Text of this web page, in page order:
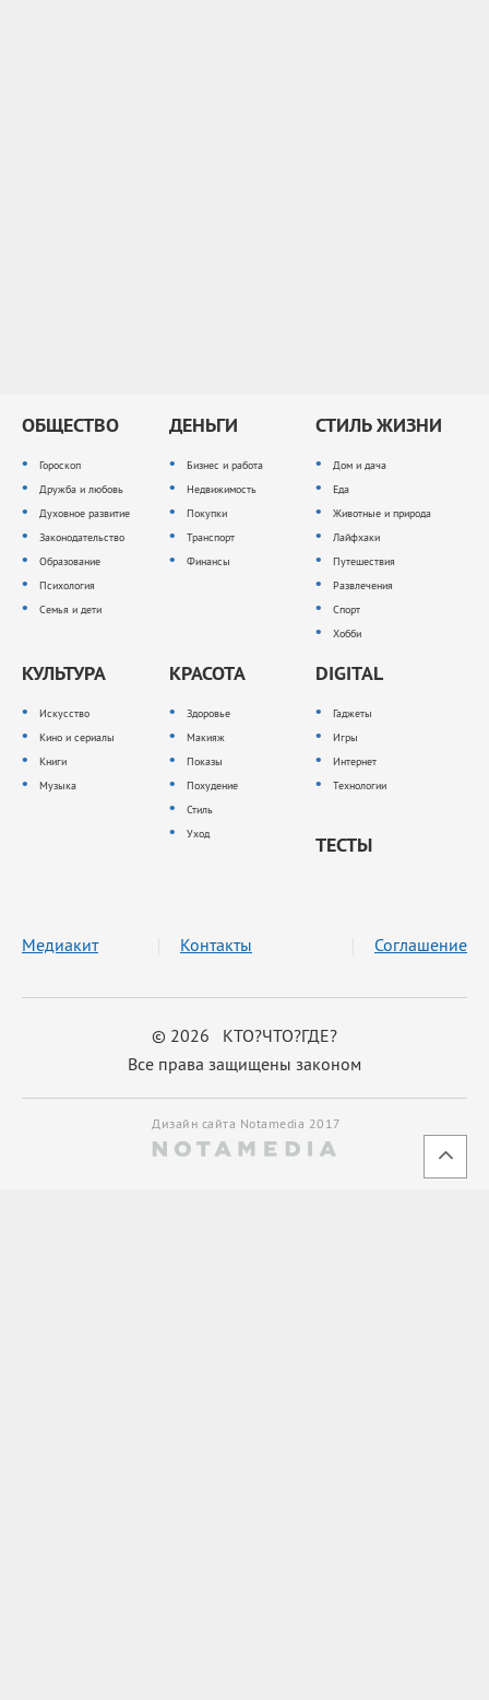
ОБЩЕСТВО
Гороскоп
Дружба и любовь
Духовное развитие
Законодательство
Образование
Психология
Семья и дети
ДЕНЬГИ
Бизнес и работа
Недвижимость
Покупки
Транспорт
Финансы
СТИЛЬ ЖИЗНИ
Дом и дача
Еда
Животные и природа
Лайфхаки
Путешествия
Развлечения
Спорт
Хобби
КУЛЬТУРА
Искусство
Кино и сериалы
Книги
Музыка
КРАСОТА
Здоровье
Макияж
Показы
Похудение
Стиль
Уход
DIGITAL
Гаджеты
Игры
Интернет
Технологии
ТЕСТЫ
© 2026 КТО?ЧТО?ГДЕ?
Все права защищены законом
Медиакит Контакты Соглашение
Дизайн сайта Notamedia 2017